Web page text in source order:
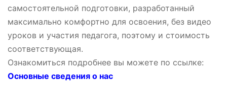
самостоятельной подготовки, разработанный
максимально комфортно для освоения, без видео
уроков и участия педагога, поэтому и стоимость
соответствующая.
Ознакомиться подробнее вы можете по ссылке:
Основные сведения о нас